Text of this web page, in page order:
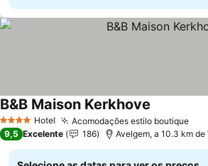
4 EstrelasHotel Acomodações estilo boutique
B&B Maison Kerkhove
9,5 Excelente 186 Avelgem, a 10.3 km de